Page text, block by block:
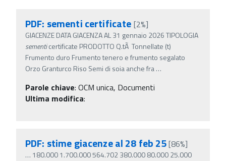
PDF: sementi certificate [2%]
GIACENZE DATA GIACENZA AL 31 gennaio 2026 TIPOLOGIA
sementicertificate PRODOTTO Q.tÃ Tonnellate (t)
Frumento duro Frumento tenero e frumento segalato
Orzo Granturco Riso Semi di soia anche fra…
Parole chiave: OCM unica, Documenti
Ultima modifica:
PDF: stime giacenze al 28 feb 25[86%]
… 180.000 1.700.000 564.702 380.000 80.000 25.000